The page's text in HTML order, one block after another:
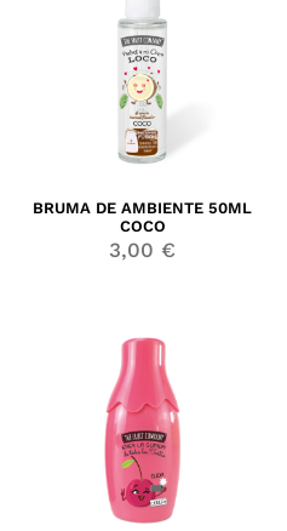
BRUMA DE AMBIENTE 50ML
COCO
3,00 €